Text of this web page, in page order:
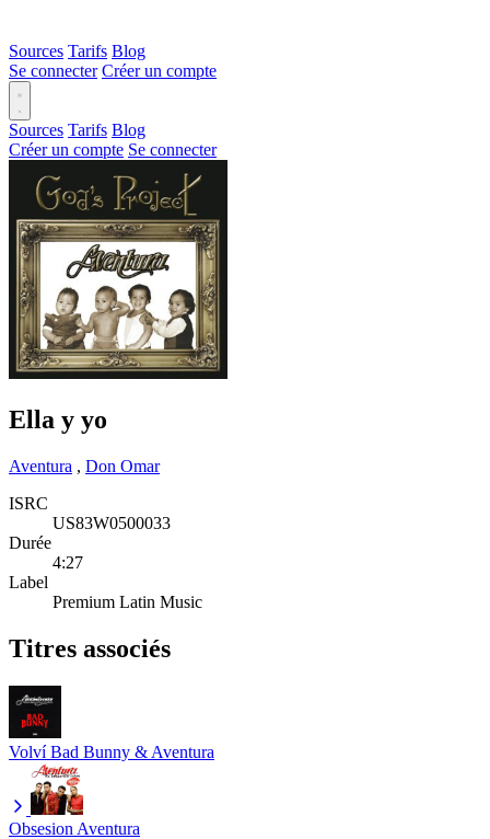
Sources Tarifs Blog
Se connecter Créer un compte
Sources Tarifs Blog
Créer un compte Se connecter
Ella y yo
Aventura , Don Omar
ISRC
US83W0500033
Durée
4:27
Label
Premium Latin Music
Titres associés
Volví Bad Bunny & Aventura
Obsesion Aventura